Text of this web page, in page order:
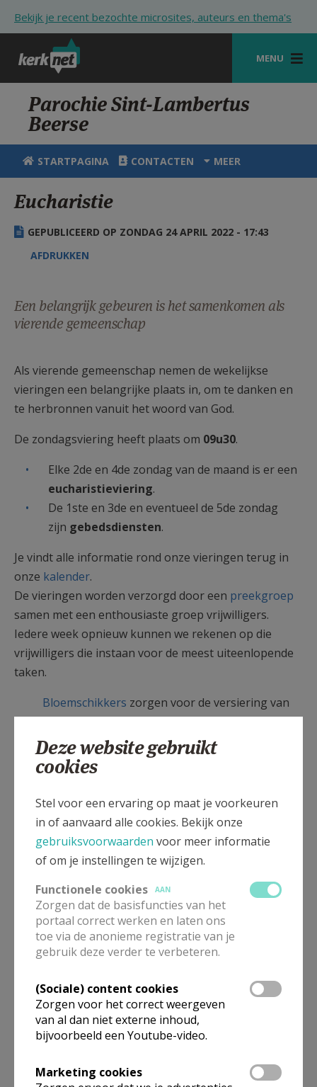
Bekijk je recent bezochte microsites, auteurs en thema's
MENU
STARTPAGINA
KERK
VIERINGEN
MIJN PAROCHIE
AANMELDEN OF REGISTREREN
Parochie Sint-Lambertus
Beerse
STARTPAGINA CONTACTEN MEER
Eucharistie
GEPUBLICEERD OP ZONDAG 24 APRIL 2022 - 17:43
AFDRUKKEN
Een belangrijk gebeuren is het samenkomen als
vierende gemeenschap
Als vierende gemeenschap nemen de wekelijkse
vieringen een belangrijke plaats in, om te danken en
te herbronnen vanuit het woord van God.
De zondagsviering heeft plaats om 09u30.
Elke 2de en 4de zondag van de maand is er een
eucharistieviering.
De 1ste en 3de en eventueel de 5de zondag
zijn gebedsdiensten.
Je vindt alle informatie rond onze vieringen terug in
onze kalender.
De vieringen worden verzorgd door een preekgroep
samen met een enthousiaste groep vrijwilligers. ​
Iedere week opnieuw kunnen we rekenen op die
vrijwilligers die instaan voor de meest uiteenlopende
taken.
Bloemschikkers zorgen voor de versiering van
de kerk
​ Lectoren zorgen voor de luisterbare teksten
​ Misdienaars helpen de voorgangers tijdens de
Gebedsleiderszorgen ervoor dat het geheel
zinvol verloopt
Zangkoren en cantorsnemen de
opgeluistering van de viering op zich
Elke week kunnen ermisintenties
aangevraagd
worden.
Ook op de hoogdagen van Kerstmis, Pasen,
Hemelvaart van de Heer, Pinksteren,
er een eucharistie plaats om 09u30. De vieringen van
Kerstmis en Pasen zijn daarenboven kind-
gezinsvriendelijke eucharistievieringen. Specifieke
de Goede Week en op Aswoensdag.
Deze website gebruikt
cookies
Stel voor een ervaring op maat je voorkeuren
in of aanvaard alle cookies. Bekijk onze
gebruiksvoorwaarden voor meer informatie
of om je instellingen te wijzigen.
Functionele cookies
AAN
Zorgen dat de basisfuncties van het
portaal correct werken en laten ons
toe via de anonieme registratie van je
gebruik deze verder te verbeteren.
(Sociale) content cookies
Zorgen voor het correct weergeven
van al dan niet externe inhoud,
bijvoorbeeld een Youtube-video.
Marketing cookies